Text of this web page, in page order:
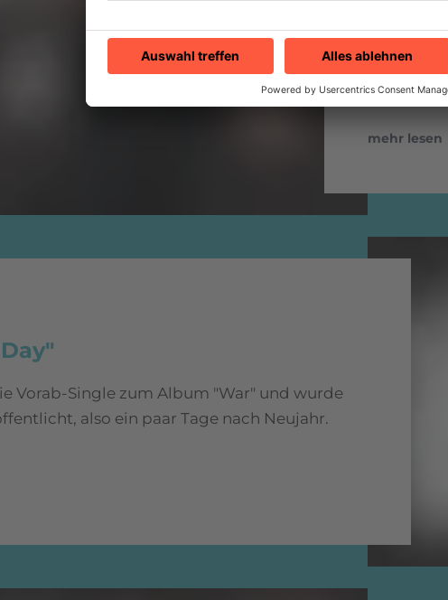
Mit „The
You“,
mehr lesen
Vorab-Single zum Album "War" und wurde
also ein paar Tage nach Neujahr.